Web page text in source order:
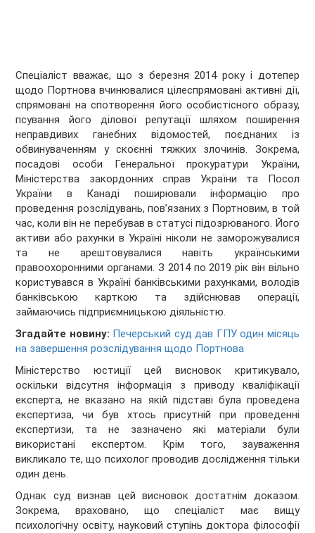
Спеціаліст вважає, що з березня 2014 року і дотепер
щодо Портнова вчинювалися цілеспрямовані активні дії,
спрямовані на спотворення його особистісного образу,
псування його ділової репутації шляхом поширення
неправдивих ганебних відомостей, поєднаних із
обвинуваченням у скоєнні тяжких злочинів. Зокрема,
посадові особи Генеральної прокуратури України,
Міністерства закордонних справ України та Посол
України в Канаді поширювали інформацію про
проведення розслідувань, пов’язаних з Портновим, в той
час, коли він не перебував в статусі підозрюваного. Його
активи або рахунки в Україні ніколи не заморожувалися
та не арештовувалися навіть українськими
правоохоронними органами. З 2014 по 2019 рік він вільно
користувався в Україні банківськими рахунками, володів
банківською карткою та здійснював операції,
займаючись підприємницькою діяльністю.
Згадайте новину: Печерський суд дав ГПУ один місяць
на завершення розслідування щодо Портнова
Міністерство юстиції цей висновок критикувало,
оскільки відсутня інформація з приводу кваліфікації
експерта, не вказано на якій підставі була проведена
експертиза, чи був хтось присутній при проведенні
експертизи, та не зазначено які матеріали були
використані експертом. Крім того, зауваження
викликало те, що психолог проводив дослідження тільки
один день.
Однак суд визнав цей висновок достатнім доказом.
Зокрема, враховано, що спеціаліст має вищу
психологічну освіту, науковий ступінь доктора філософії